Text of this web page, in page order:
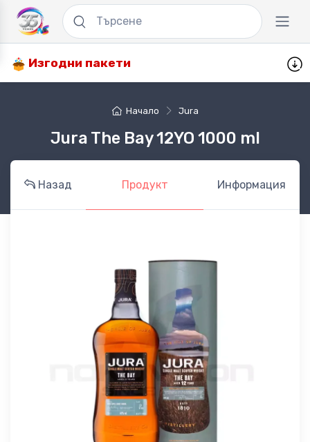
Изгодни пакети
Начало Jura
Jura The Bay 12YO 1000 ml
Назад Продукт Информация